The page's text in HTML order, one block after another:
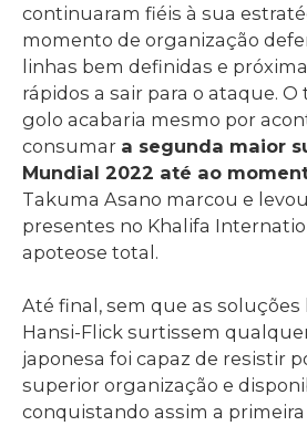
continuaram fiéis à sua
momento de organização
linhas bem definidas e
rápidos a sair para o ataque.
golo acabaria mesmo por
consumar a segunda maior
Mundial 2022 até ao
Takuma Asano marcou e
presentes no Khalifa
apoteose total.
Até final, sem que as
Hansi-Flick surtissem
japonesa foi capaz de resistir
superior organização e
conquistando assim a